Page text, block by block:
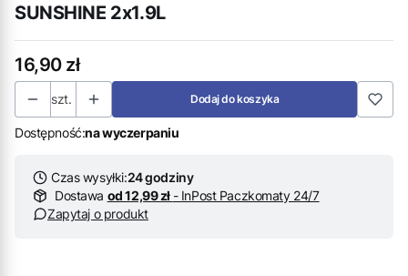
SUNSHINE 2x1.9L
Cena
16,90 zł
szt. Dodaj do koszyka
Dostępność:na wyczerpaniu
Czas wysyłki:24 godziny
Dostawa od 12,99 zł - InPost Paczkomaty 24/7
Zapytaj o produkt